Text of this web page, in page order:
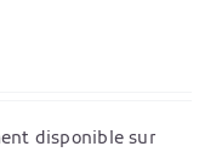
disponible sur